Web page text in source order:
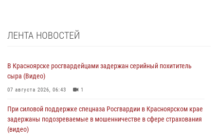
ЛЕНТА НОВОСТЕЙ
В Красноярске росгвардейцами задержан серийный похититель
сыра (Видео)
07 августа 2026, 06:43 1
При силовой поддержке спецназа Росгвардии в Красноярском крае
задержаны подозреваемые в мошенничестве в сфере страхования
(видео)